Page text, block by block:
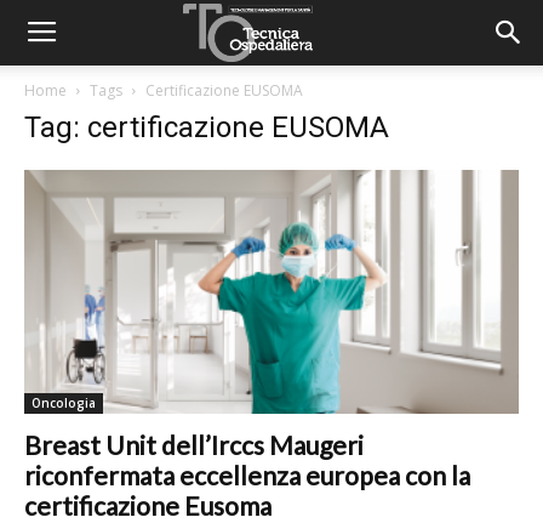
Home Tags Certificazione EUSOMA
Tag: certificazione EUSOMA
Oncologia
Breast Unit dell’Irccs Maugeri
riconfermata eccellenza europea con la
certificazione Eusoma